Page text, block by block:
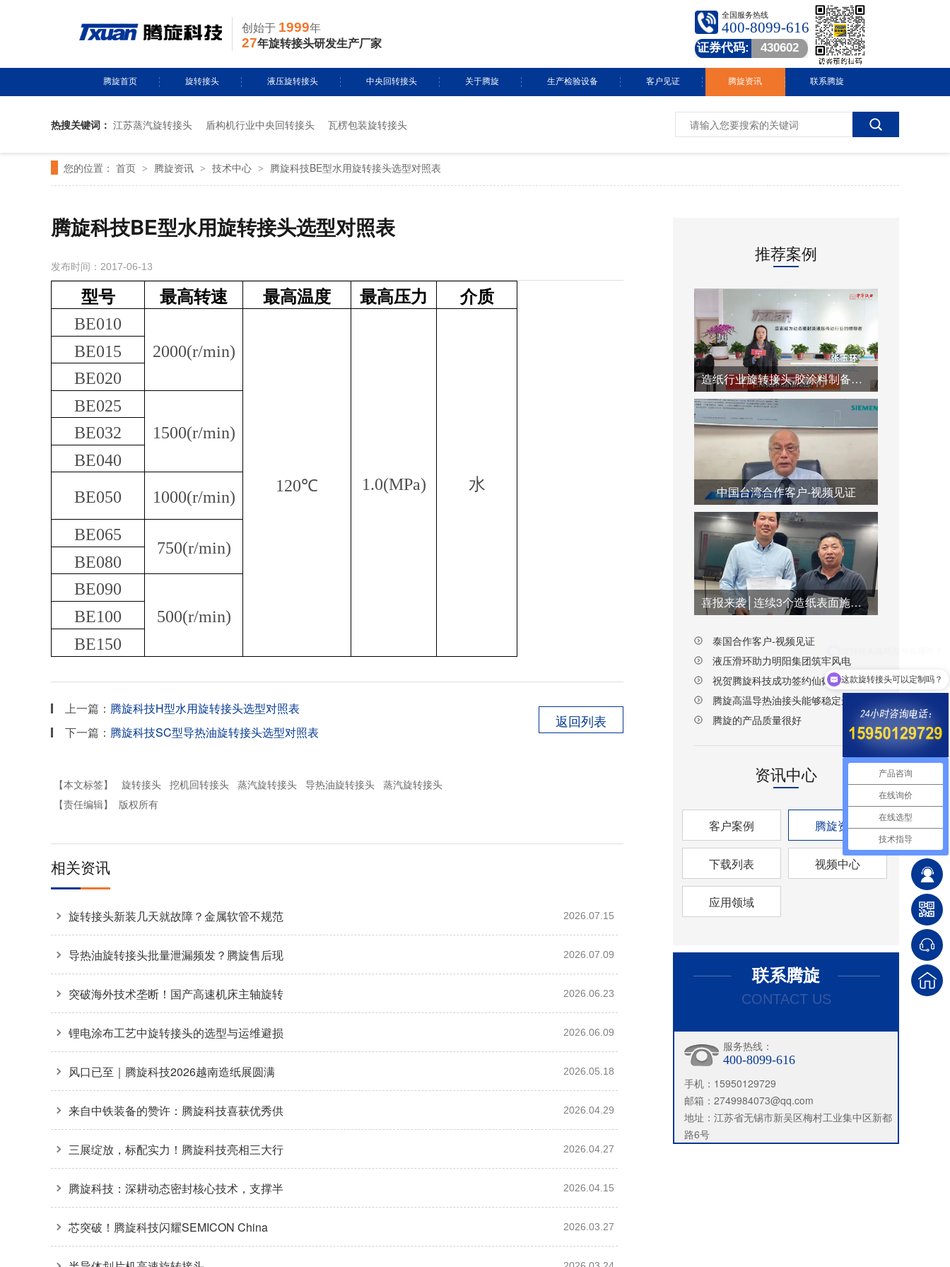
创始于 1999年
27年旋转接头研发生产厂家
全国服务热线
400-8099-616
证券代码: 430602
腾旋首页 旋转接头
水用旋转接头
导热油旋转接头
切削液旋转接头
液压旋转接头
风电液压滑环
多通路旋转接头定制
中央回转接头
挖掘机旋转接头
履带吊旋转接头
起重机旋转接头
关于腾旋 生产检验设备 客户见证 腾旋资讯
腾旋快讯
行业动态
联系腾旋
热搜关键词： 江苏蒸汽旋转接头 盾构机行业中央回转接头 瓦楞包装旋转接头
您的位置： 首页 > 腾旋资讯 > 技术中心 > 腾旋科技BE型水用旋转接头选型对照表
腾旋科技BE型水用旋转接头选型对照表
发布时间：2017-06-13
型号 最高转速 最高温度 最高压力
介质
BE010
2000(r/min)
120℃ 1.0(MPa) 水
BE015
BE020
BE025
1500(r/min)
BE032
BE040
BE050
1000(r/min)
BE065
750(r/min)
BE080
BE090
500(r/min)
BE100
BE150
上一篇： 腾旋科技H型水用旋转接头选型对照表
下一篇： 腾旋科技SC型导热油旋转接头选型对照表
返回列表
【本文标签】 旋转接头 挖机回转接头 蒸汽旋转接头 导热油旋转接头 蒸汽旋转接头
【责任编辑】
版权所有
相关资讯
旋转接头新装几天就故障？金属软管不规范
安装是主因
2026.07.15
导热油旋转接头批量泄漏频发？腾旋售后现
场拆解揭秘两大核心诱因
2026.07.09
突破海外技术垄断！国产高速机床主轴旋转
接头36000转高转速自主可控
2026.06.23
锂电涂布工艺中旋转接头的选型与运维避损
方案
2026.06.09
风口已至｜腾旋科技2026越南造纸展圆满
收官
2026.05.18
来自中铁装备的赞许：腾旋科技喜获优秀供
应商奖+质量标杆奖
2026.04.29
三展绽放，标配实力！腾旋科技亮相三大行
业盛会
2026.04.27
腾旋科技：深耕动态密封核心技术，支撑半
导体装备关键环节
2026.04.15
芯突破！腾旋科技闪耀SEMICON China 2026.03.27
推荐案例
造纸行业旋转接头,胶涂料制备系统,蒸汽冷凝水系统运用
中国台湾合作客户-视频见证
喜报来袭│连续3个造纸表面施胶系统订单签订合作，共创双赢未来！
泰国合作客户-视频见证
液压滑环助力明阳集团筑牢风电
设备传动安全防线
祝贺腾旋科技成功签约仙鹤股份
湖北项目！
腾旋高温导热油接头能够稳定运
行
腾旋的产品质量很好
资讯中心
客户案例 腾旋资讯
下载列表 视频中心
应用领域
联系腾旋
CONTACT US
服务热线：
400-8099-616
手机：15950129729
邮箱：2749984073@qq.com
地址：江苏省无锡市新吴区梅村工业集中区新都
路6号
产品咨询
在线询价
在线选型
技术指导
这款旋转接头可以定制吗？